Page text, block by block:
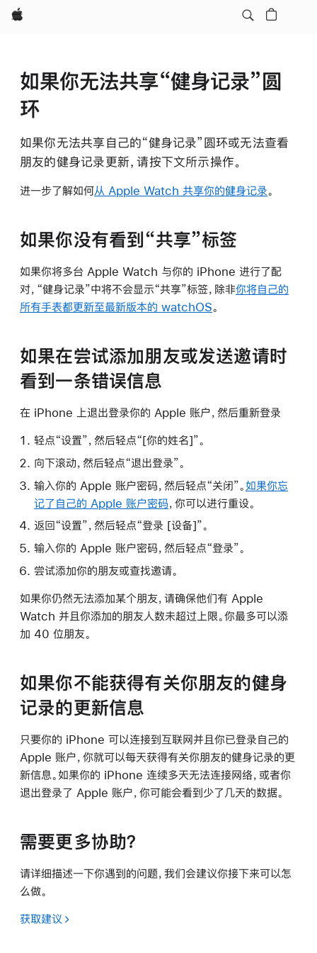
Apple
如果你无法共享“健身记录”圆
环
如果你无法共享自己的“健身记录”圆环或无法查看
朋友的健身记录更新，请按下文所示操作。
进一步了解如何从 Apple Watch 共享你的健身记录。
如果你没有看到“共享”标签
如果你将多台 Apple Watch 与你的 iPhone 进行了配
对，“健身记录”中将不会显示“共享”标签，除非你将自己的
所有手表都更新至最新版本的 watchOS。
如果在尝试添加朋友或发送邀请时
看到一条错误信息
在 iPhone 上退出登录你的 Apple 账户，然后重新登录
轻点“设置”，然后轻点“[你的姓名]”。
向下滚动，然后轻点“退出登录”。
输入你的 Apple 账户密码，然后轻点“关闭”。 如果你忘
记了自己的 Apple 账户密码，你可以进行重设。
返回“设置”，然后轻点“登录 [设备]”。
输入你的 Apple 账户密码，然后轻点“登录”。
尝试添加你的朋友或查找邀请。
如果你仍然无法添加某个朋友，请确保他们有 Apple
Watch 并且你添加的朋友人数未超过上限。你最多可以添
加 40 位朋友。
如果你不能获得有关你朋友的健身
记录的更新信息
只要你的 iPhone 可以连接到互联网并且你已登录自己的
Apple 账户，你就可以每天获得有关你朋友的健身记录的更
新信息。如果你的 iPhone 连续多天无法连接网络，或者你
退出登录了 Apple 账户，你可能会看到少了几天的数据。
需要更多协助？
请详细描述一下你遇到的问题，我们会建议你接下来可以怎
么做。
获取建议